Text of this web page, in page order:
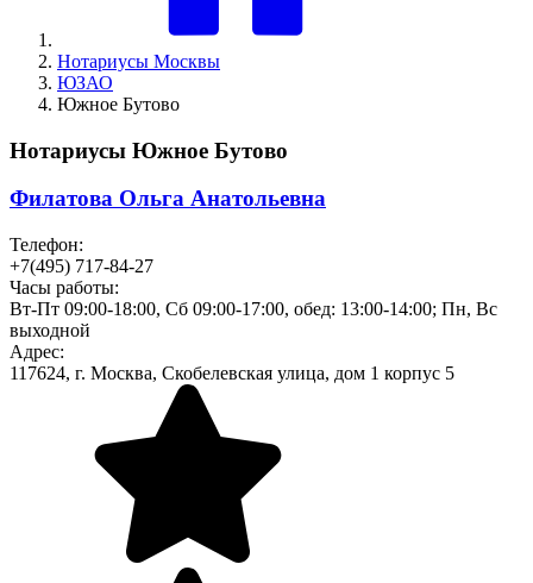
Нотариусы Москвы
ЮЗАО
Южное Бутово
Нотариусы Южное Бутово
Филатова Ольга Анатольевна
Телефон:
+7(495) 717-84-27
Часы работы:
Вт-Пт 09:00-18:00, Сб 09:00-17:00, обед: 13:00-14:00; Пн, Вс
выходной
Адрес:
117624, г. Москва, Скобелевская улица, дом 1 корпус 5